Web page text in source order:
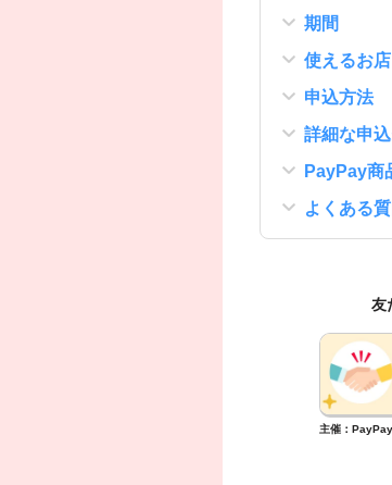
期間
使えるお店
申込方法
詳細な申
PayPay商
よくある
友
主催：